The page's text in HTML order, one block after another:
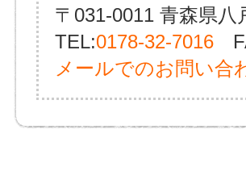
〒031-0011 青森県八
TEL:0178-32-7016
メールでのお問い合